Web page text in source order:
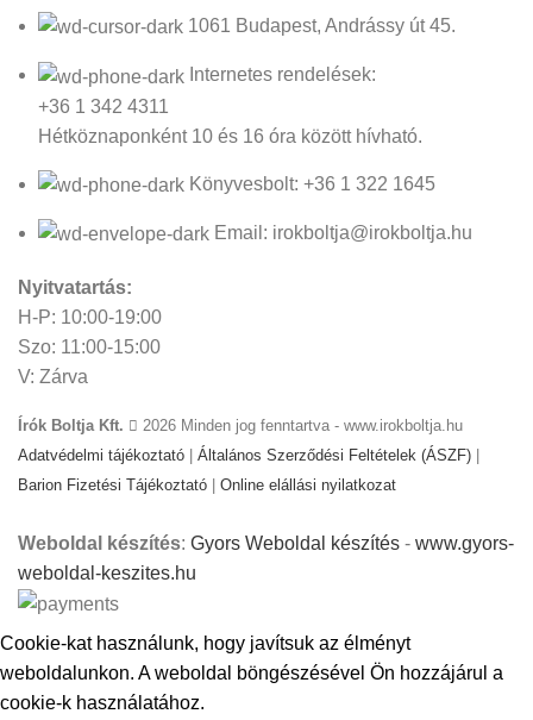
1061 Budapest, Andrássy út 45.
Internetes rendelések:
+36 1 342 4311
Hétköznaponként 10 és 16 óra között hívható.
Könyvesbolt: +36 1 322 1645
Email: irokboltja@irokboltja.hu
Nyitvatartás:
H-P: 10:00-19:00
Szo: 11:00-15:00
V: Zárva
Írók Boltja Kft.
2026 Minden jog fenntartva - www.irokboltja.hu
Adatvédelmi tájékoztató
Általános Szerződési Feltételek (ÁSZF)
Barion Fizetési Tájékoztató
Online elállási nyilatkozat
Weboldal készítés: Gyors Weboldal készítés - www.gyors-
weboldal-keszites.hu
Cookie-kat használunk, hogy javítsuk az élményt
weboldalunkon. A weboldal böngészésével Ön hozzájárul a
cookie-k használatához.